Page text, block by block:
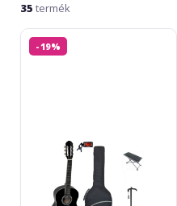
35 termék
Soundcreation
Classic
-19%